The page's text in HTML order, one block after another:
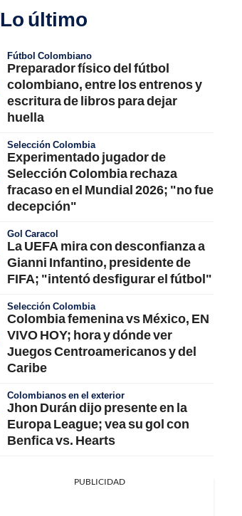
Lo último
Fútbol Colombiano
Preparador físico del fútbol
colombiano, entre los entrenos y
escritura de libros para dejar
huella
Selección Colombia
Experimentado jugador de
Selección Colombia rechaza
fracaso en el Mundial 2026; "no fue
decepción"
Gol Caracol
La UEFA mira con desconfianza a
Gianni Infantino, presidente de
FIFA; "intentó desfigurar el fútbol"
Selección Colombia
Colombia femenina vs México, EN
VIVO HOY; hora y dónde ver
Juegos Centroamericanos y del
Caribe
Colombianos en el exterior
Jhon Durán dijo presente en la
Europa League; vea su gol con
Benfica vs. Hearts
PUBLICIDAD